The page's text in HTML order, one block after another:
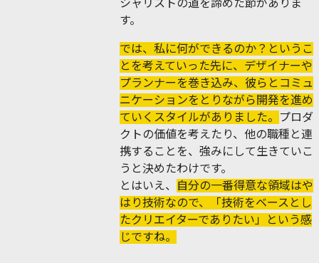
シャリストの道を諦めた節がありま
す。
では、私に何ができるのか？というこ
とを考えていった先に、デザイナーや
プランナーを巻き込み、彼らとコミュ
ニケーションをとりながら開発を進め
ていくスタイルがありました。
プロダ
クトの価値を考えたり、他の職種と連
携することを、強みにして生きていこ
うと決めたわけです。
とはいえ、
自分の一番得意な領域はや
はり技術なので、「技術をベースとし
たクリエイターでありたい」という感
じですね。